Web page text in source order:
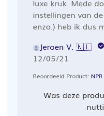
luxe kruk. Mede
instellingen van
enzo.) heb ik dus
Jeroen V. 🇳🇱
12/05/21
Beoordeeld Product:
Was deze